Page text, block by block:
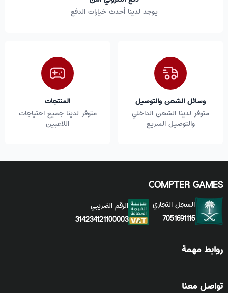
يوجد لدينا أحدث خيارات الدفع
وسائل الشحن والتوصيل
متوفر لدينا الشحن الداخلي
والتوصيل السريع
المنتجات
متوفر لدينا جميع احتياجات
اللاعبين
COMPTER GAMES
السجل التجاري
7051691116
الرقم الضريبي
314234121100003
روابط مهمة
تواصل معنا